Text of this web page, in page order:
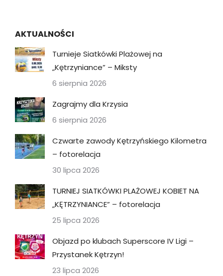
AKTUALNOŚCI
Turnieje Siatkówki Plażowej na
„Kętrzyniance” – Miksty
6 sierpnia 2026
Zagrajmy dla Krzysia
6 sierpnia 2026
Czwarte zawody Kętrzyńskiego Kilometra
– fotorelacja
30 lipca 2026
TURNIEJ SIATKÓWKI PLAŻOWEJ KOBIET NA
„KĘTRZYNIANCE” – fotorelacja
25 lipca 2026
Objazd po klubach Superscore IV Ligi –
Przystanek Kętrzyn!
23 lipca 2026